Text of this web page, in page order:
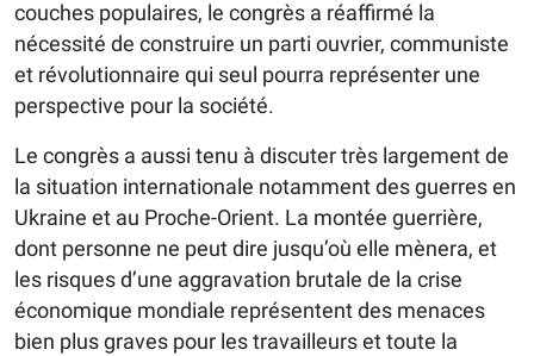
couches populaires, le congrès a réaffirmé la
nécessité de construire un parti ouvrier, communiste
et révolutionnaire qui seul pourra représenter une
perspective pour la société.
Le congrès a aussi tenu à discuter très largement de
la situation internationale notamment des guerres en
Ukraine et au Proche-Orient. La montée guerrière,
dont personne ne peut dire jusqu’où elle mènera, et
les risques d’une aggravation brutale de la crise
économique mondiale représentent des menaces
bien plus graves pour les travailleurs et toute la